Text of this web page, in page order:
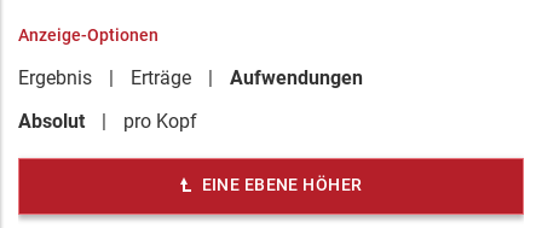
Anzeige-Optionen
Ergebnis Erträge
Aufwendungen
Absolut
pro Kopf
EINE EBENE HÖHER